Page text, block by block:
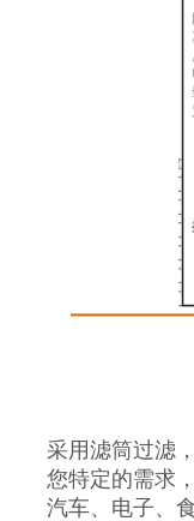
采用滤筒过滤
您特定的需求
汽车、电子、